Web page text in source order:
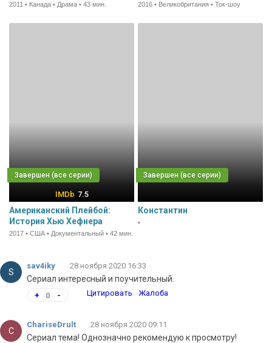
2011 • Канада • Драма • 43 мин. 2016 • Великобритания • Ток-шоу
7.5
Американский Плейбой:
История Хью Хефнера
2017 • США • Документальный • 42 мин.
Константин
•
S
sav4iky 28 ноября 2020 16:33
Сериал интересный и поучительный.
+ 0 - Цитировать Жалоба
C
ChariseDrult 28 ноября 2020 09:11
Сериал тема! Однозначно рекомендую к просмотру!